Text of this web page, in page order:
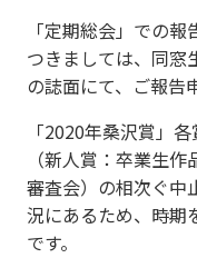
「定期総会」での
つきましては、同窓
の誌面にて、ご報告
「2020年桑沢賞」
（新人賞：卒業生
審査会）の相次ぐ中
況にあるため、時期
です。